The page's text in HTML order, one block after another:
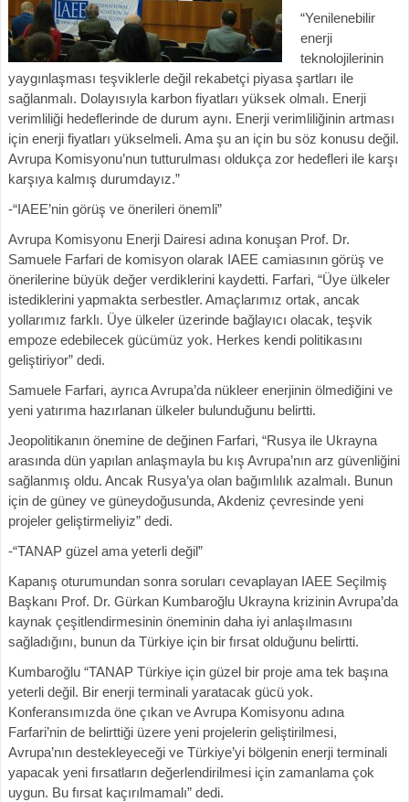
“Yenilenebilir
enerji
teknolojilerinin
yaygınlaşması teşviklerle değil rekabetçi piyasa şartları ile
sağlanmalı. Dolayısıyla karbon fiyatları yüksek olmalı. Enerji
verimliliği hedeflerinde de durum aynı. Enerji verimliliğinin artması
için enerji fiyatları yükselmeli. Ama şu an için bu söz konusu değil.
Avrupa Komisyonu’nun tutturulması oldukça zor hedefleri ile karşı
karşıya kalmış durumdayız.”
-“IAEE’nin görüş ve önerileri önemli”
Avrupa Komisyonu Enerji Dairesi adına konuşan Prof. Dr.
Samuele Farfari de komisyon olarak IAEE camiasının görüş ve
önerilerine büyük değer verdiklerini kaydetti. Farfari, “Üye ülkeler
istediklerini yapmakta serbestler. Amaçlarımız ortak, ancak
yollarımız farklı. Üye ülkeler üzerinde bağlayıcı olacak, teşvik
empoze edebilecek gücümüz yok. Herkes kendi politikasını
geliştiriyor” dedi.
Samuele Farfari, ayrıca Avrupa’da nükleer enerjinin ölmediğini ve
yeni yatırıma hazırlanan ülkeler bulunduğunu belirtti.
Jeopolitikanın önemine de değinen Farfari, “Rusya ile Ukrayna
arasında dün yapılan anlaşmayla bu kış Avrupa’nın arz güvenliğini
sağlanmış oldu. Ancak Rusya’ya olan bağımlılık azalmalı. Bunun
için de güney ve güneydoğusunda, Akdeniz çevresinde yeni
projeler geliştirmeliyiz” dedi.
-“TANAP güzel ama yeterli değil”
Kapanış oturumundan sonra soruları cevaplayan IAEE Seçilmiş
Başkanı Prof. Dr. Gürkan Kumbaroğlu Ukrayna krizinin Avrupa’da
kaynak çeşitlendirmesinin öneminin daha iyi anlaşılmasını
sağladığını, bunun da Türkiye için bir fırsat olduğunu belirtti.
Kumbaroğlu “TANAP Türkiye için güzel bir proje ama tek başına
yeterli değil. Bir enerji terminali yaratacak gücü yok.
Konferansımızda öne çıkan ve Avrupa Komisyonu adına
Farfari’nin de belirttiği üzere yeni projelerin geliştirilmesi,
Avrupa’nın destekleyeceği ve Türkiye’yi bölgenin enerji terminali
yapacak yeni fırsatların değerlendirilmesi için zamanlama çok
uygun. Bu fırsat kaçırılmamalı” dedi.